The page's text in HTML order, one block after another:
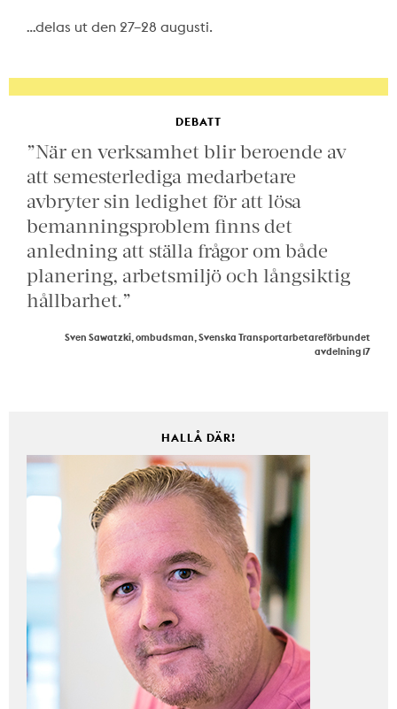
…delas ut den 27–28 augusti.
DEBATT
”När en verksamhet blir beroende av
att semesterlediga medarbetare
avbryter sin ledighet för att lösa
bemanningsproblem finns det
anledning att ställa frågor om både
planering, arbetsmiljö och långsiktig
hållbarhet.”
Sven Sawatzki, ombudsman, Svenska Transportarbetareförbundet
avdelning 17
HALLÅ DÄR!